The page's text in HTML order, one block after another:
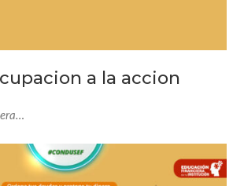
a la accion